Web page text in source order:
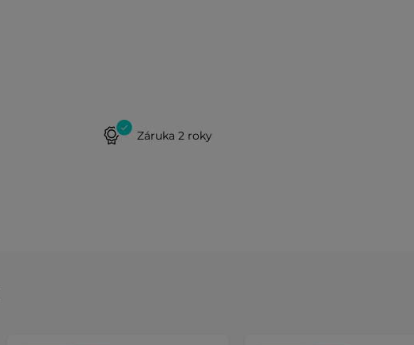
Záruka 2 roky